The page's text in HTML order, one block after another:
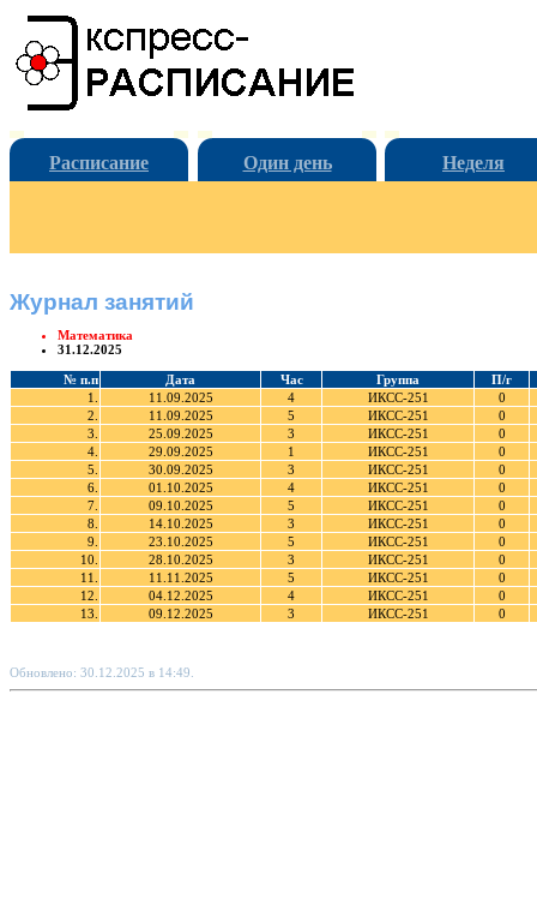
Расписание Один день Неделя
Журнал занятий
Математика
31.12.2025
№ п.п Дата Час Группа
П/г
1.
11.09.2025 4 ИКСС-251
0
2.
11.09.2025 5 ИКСС-251
0
3.
25.09.2025 3 ИКСС-251
0
4.
29.09.2025 1 ИКСС-251
0
5.
30.09.2025 3 ИКСС-251
0
6.
01.10.2025 4 ИКСС-251
0
7.
09.10.2025 5 ИКСС-251
0
8.
14.10.2025 3 ИКСС-251
0
9.
23.10.2025 5 ИКСС-251
0
10.
28.10.2025 3 ИКСС-251
0
11.
11.11.2025 5 ИКСС-251
0
12.
04.12.2025 4 ИКСС-251
0
13.
09.12.2025 3 ИКСС-251 0
Обновлено: 30.12.2025 в 14:49.